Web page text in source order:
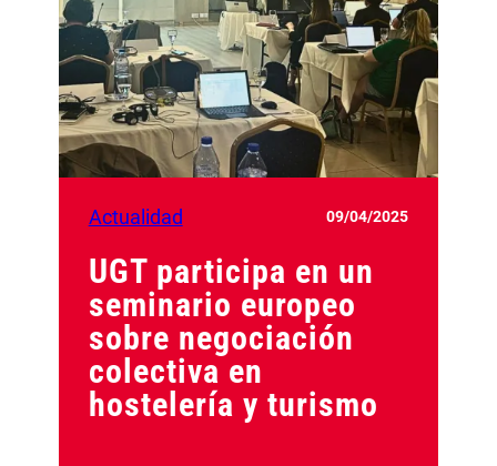
Actualidad 09/04/2025
UGT participa en un
seminario europeo
sobre negociación
colectiva en
hostelería y turismo